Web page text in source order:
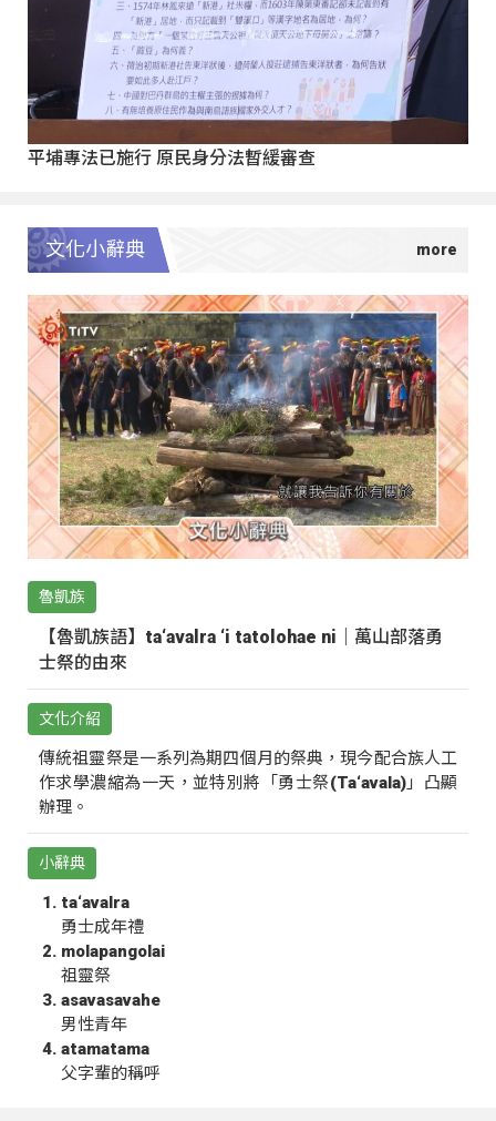
平埔專法已施行 原民身分法暫緩審查
文化小辭典
魯凱族
【魯凱族語】ta‘avalra ‘i tatolohae ni｜萬山部落勇
士祭的由來
文化介紹
傳統祖靈祭是一系列為期四個月的祭典，現今配合族人工
作求學濃縮為一天，並特別將「勇士祭(Ta‘avala)」凸顯
辦理。
小辭典
ta‘avalra
勇士成年禮
molapangolai
祖靈祭
asavasavahe
男性青年
atamatama
父字輩的稱呼